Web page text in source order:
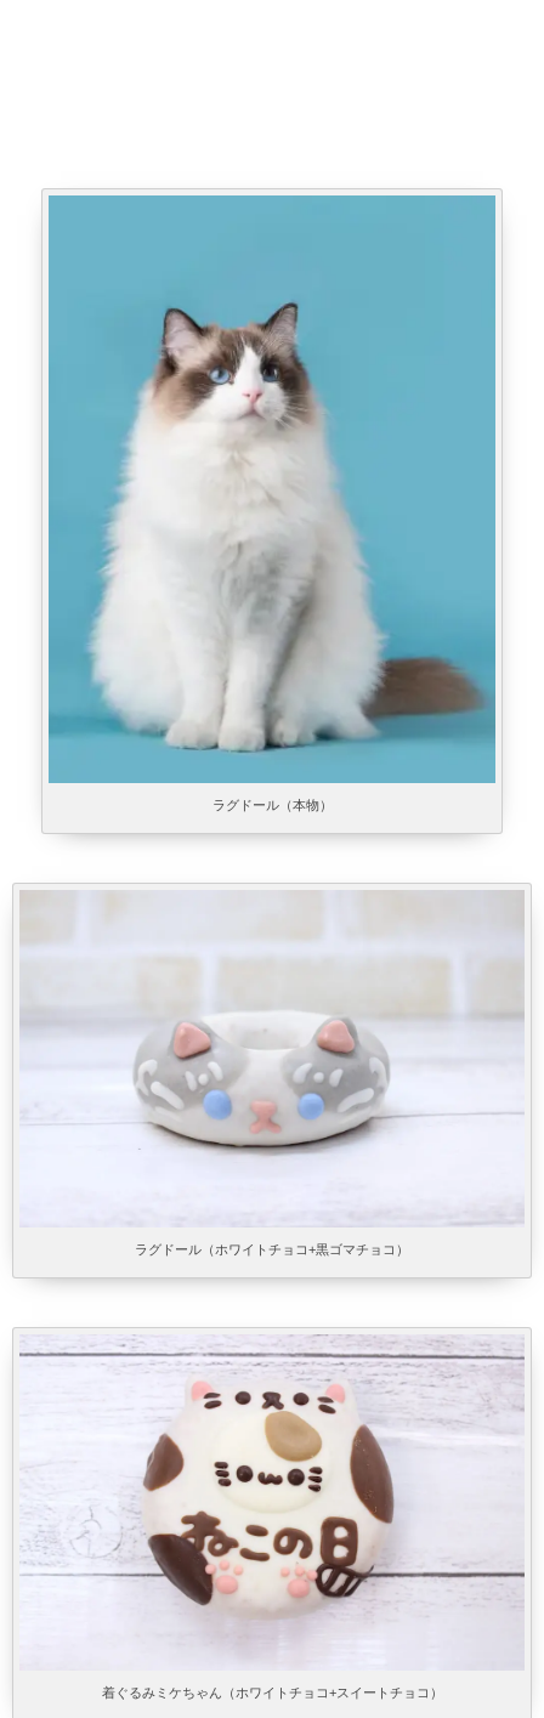
ラグドール（本物）
ラグドール（ホワイトチョコ+黒ゴマチョコ）
着ぐるみミケちゃん（ホワイトチョコ+スイートチョコ）